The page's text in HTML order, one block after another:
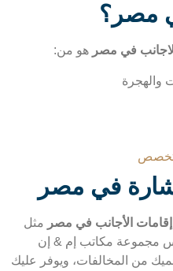
في مصرهو من:
في مصر
الأجانب في مصرمثل
مكاتب إم & إن
من المخالفات، ويوفر عليك